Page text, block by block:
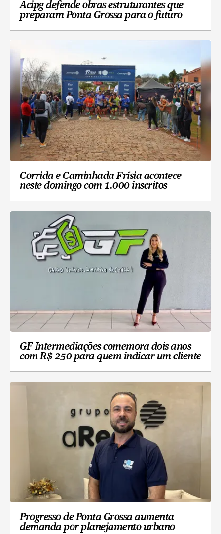
Acipg defende obras estruturantes que
preparam Ponta Grossa para o futuro
Corrida e Caminhada Frísia acontece
neste domingo com 1.000 inscritos
GF Intermediações comemora dois anos
com R$ 250 para quem indicar um cliente
Progresso de Ponta Grossa aumenta
demanda por planejamento urbano